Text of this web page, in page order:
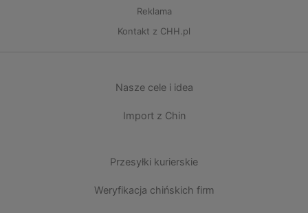
Reklama
Kontakt z CHH.pl
Nasze cele i idea
Import z Chin
Przesyłki kurierskie
Weryfikacja chińskich firm